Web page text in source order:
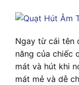
Ngay từ cái tên
năng của chiếc
mát và hút khi
mát mẻ và dễ